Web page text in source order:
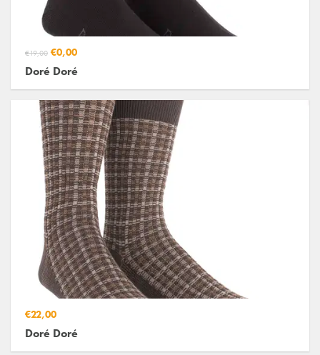
€19,00 €0,00
Doré Doré
€22,00
Doré Doré